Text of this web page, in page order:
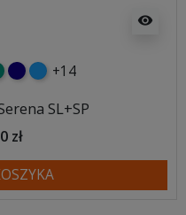
visibility
granatowy
niebieski
+14
SL+SP
zł